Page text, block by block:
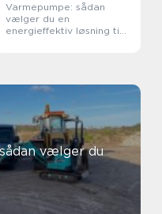
Varmepumpe: sådan
vælger du en
energieffektiv løsning til